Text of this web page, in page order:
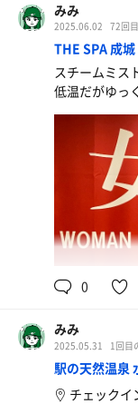
みみ
2025.06.02 72回
THE SPA 成城
スチームミス
低温だがゆっ
0
みみ
2025.05.31 1回目
駅の天然温泉
チェックイ